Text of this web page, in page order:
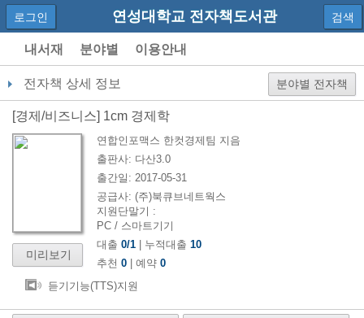
연성대학교 전자책도서관
로그인 검색
내서재 분야별 이용안내
전자책 상세 정보 분야별 전자책
[경제/비즈니스] 1cm 경제학
미리보기
연합인포맥스 한컷경제팀 지음
출판사: 다산3.0
출간일: 2017-05-31
공급사: (주)북큐브네트웍스
지원단말기 :
PC / 스마트기기
대출 0/1 | 누적대출 10
추천 0 | 예약 0
듣기기능(TTS)지원